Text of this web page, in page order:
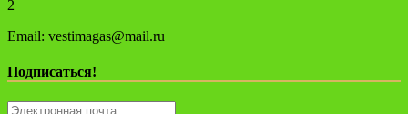
2
Email: vestimagas@mail.ru
Подписаться!